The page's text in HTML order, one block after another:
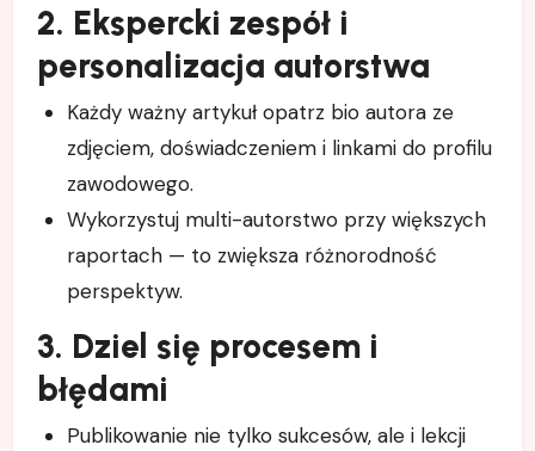
2. Ekspercki zespół i
personalizacja autorstwa
Każdy ważny artykuł opatrz bio autora ze
zdjęciem, doświadczeniem i linkami do profilu
zawodowego.
Wykorzystuj multi-autorstwo przy większych
raportach — to zwiększa różnorodność
perspektyw.
3. Dziel się procesem i
błędami
Publikowanie nie tylko sukcesów, ale i lekcji